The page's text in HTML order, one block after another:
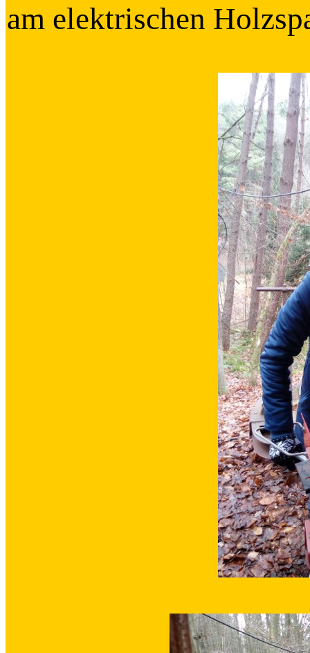
am elektrischen